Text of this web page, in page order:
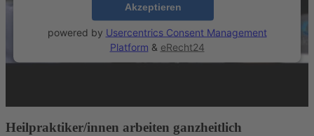
Akzeptieren
powered by Usercentrics Consent Management
Platform & eRecht24
Heilpraktiker/innen arbeiten ganzheitlich